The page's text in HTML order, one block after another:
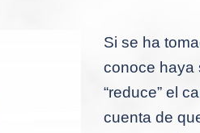
Si se ha
conoce haya
“reduce” el
cuenta de